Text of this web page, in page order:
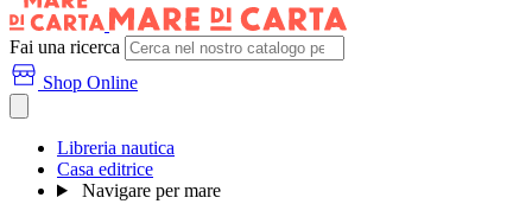
Fai una ricerca
Shop Online
Libreria nautica
Casa editrice
Navigare per mare